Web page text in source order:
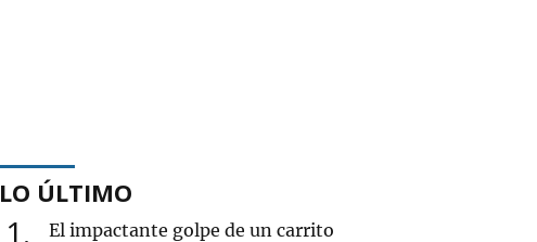
LO ÚLTIMO
1
El impactante golpe de un carrito